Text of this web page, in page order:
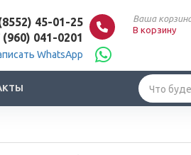
45-01-25
(960) 041-0201
WhatsApp
Ваша
В корзину